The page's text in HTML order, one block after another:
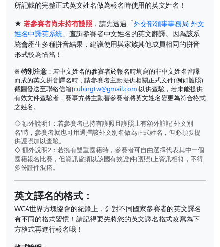
所記載的完整正式英文姓名做為報名時使用的英文姓名！
★ 若參賽者尚未持有護照 ，請先透過「外交部領事事務局 外文
姓名中譯英系統 」查詢參賽者中文姓名的英文翻譯。因為該系
統會產生多種拼音結果，建議使用與家族其他成員相同的拼音
形式較為恰當！
※ 特別注意 ：若中文姓名的參賽者於報名時填寫的非中文姓名音譯
而成的英文拼音譯名時，請參賽者主動提供相關正式文件(例如護照)
截圖發送至聯絡信箱(cubingtw@gmail.com)以供查驗，若未能提供
有效文件查驗者，賽事方將主動替參賽者將英文姓名變更為符合格式
之姓名。
◇ 額外說明1：若參賽者已持有護照且護照上有額外註記'外文別
名'時，參賽者就也可用選擇該外文別名做為正式姓名，但必須要提
供護照加以查驗。
◇ 額外說明2：若擁有雙重國籍時，參賽者可自由選擇代表其中一個
國籍報名比賽，但資訊皆須以該國有效證件(護照)上資訊相符，不得
多份證件混搭。
英文譯名的格式：
WCA世界方塊協會的紀錄上，針對不同國家參賽者的英文譯名
有不同的格式習慣！請記得要先將您的英文譯名格式改寫為下
方格式再進行報名哦！